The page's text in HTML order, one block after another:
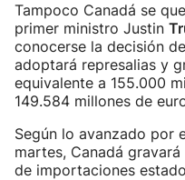
Tampoco Canadá se
primer ministro Justin
conocerse la decisión
adoptará represalias y
equivalente a 155.000
149.584 millones de
Según lo avanzado por
martes, Canadá
de importaciones